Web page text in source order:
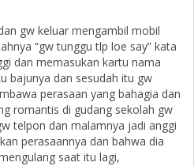
gw keluar mengambil mobil
“gw tunggu tlp loe say” kata
dan memasukan kartu nama
bajunya dan sesudah itu gw
perasaan yang bahagia dan
romantis di gudang sekolah gw
telpon dan malamnya jadi anggi
perasaannya dan bahwa dia
saat itu lagi,